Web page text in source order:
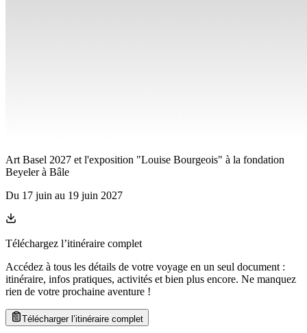
Art Basel 2027 et l'exposition "Louise Bourgeois" à la fondation
Beyeler à Bâle
Du 17 juin au 19 juin 2027
Téléchargez l’itinéraire complet
Accédez à tous les détails de votre voyage en un seul document :
itinéraire, infos pratiques, activités et bien plus encore. Ne manquez
rien de votre prochaine aventure !
Télécharger l’itinéraire complet